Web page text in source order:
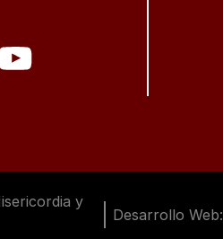
y
Desarrollo